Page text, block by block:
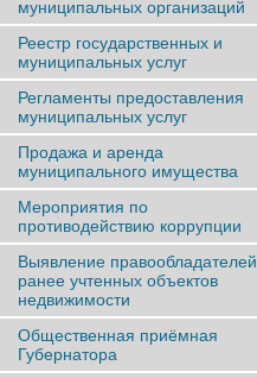
муниципальных организаций
Реестр государственных и
муниципальных услуг
Регламенты предоставления
муниципальных услуг
Продажа и аренда
муниципального имущества
Мероприятия по
противодействию коррупции
Выявление правообладателей
ранее учтенныx объектов
недвижимости
Общественная приёмная
Губернатора